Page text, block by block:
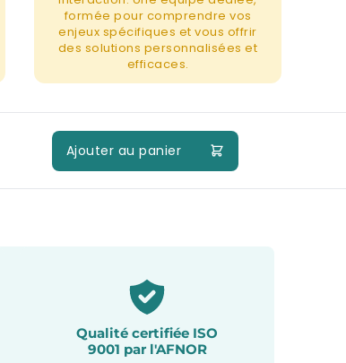
formée pour comprendre vos
enjeux spécifiques et vous offrir
des solutions personnalisées et
efficaces.
Ajouter au panier
Qualité certifiée ISO
9001 par l'AFNOR